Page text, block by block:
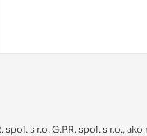
s r.o. G.P.R. spol. s r.o.,